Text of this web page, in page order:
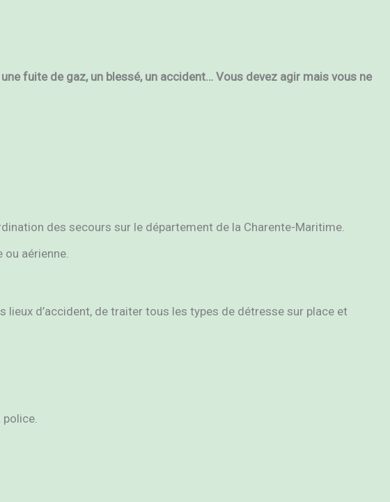
fuite de gaz, un blessé, un accident… Vous devez agir mais vous ne
des secours sur le département de la Charente-Maritime.
aérienne.
lieux d’accident, de traiter tous les types de détresse sur place et